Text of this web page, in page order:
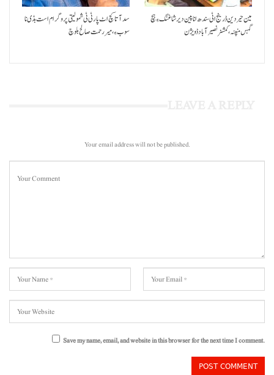
سد آتا کچ اٹ پارٹی ٹی شمولیتی پروگرام است بڈی نا
سوب ءِ،میر رحمت صالح بلوچ
مین حیردین ڈرینج اٹی سندھ انا پین دیر شاغنگ ءِ ہچ
گہس منپنہ،کمشنر نصیرآباد ڈویژن
Your email address will not be published.
Save my name, email, and website in this browser for the next time I comment.